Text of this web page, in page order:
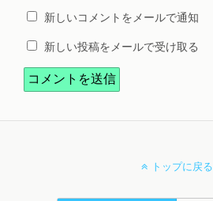
新しいコメントをメールで通知
新しい投稿をメールで受け取る
トップに戻る